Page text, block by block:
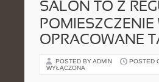
SALON TO Z
OPRACOWANE
POSTED BY ADMIN POSTED
WYŁĄCZONA